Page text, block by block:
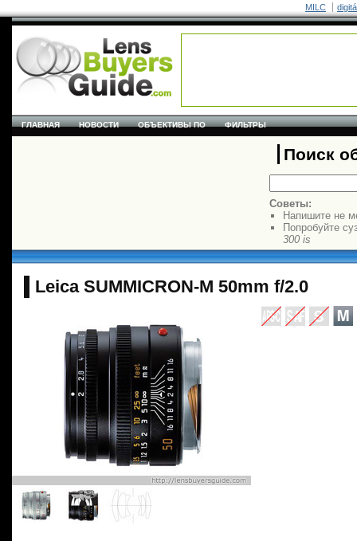
MILC
ГЛАВНАЯ НОВОСТИ ОБЪЕКТИВЫ ПО ФИЛЬТРЫ
Поиск
Советы:
Напишите не
Попробуйте
300 is
Leica SUMMICRON-M 50mm f/2.0